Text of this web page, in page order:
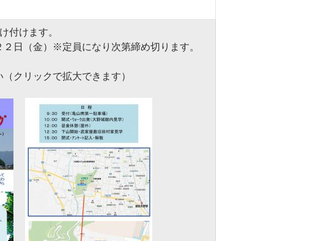
付けます。
日（金）※定員になり次第締め切ります。
クリックで拡大できます）